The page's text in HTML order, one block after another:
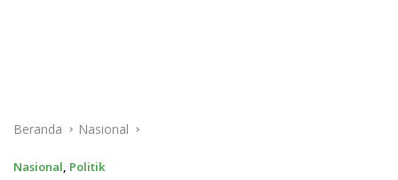
Beranda Nasional
Nasional, Politik